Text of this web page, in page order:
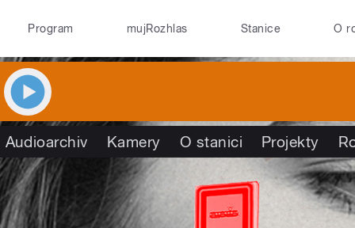
Program mujRozhlas Stanice O
Audioarchiv Kamery O stanici Projekty